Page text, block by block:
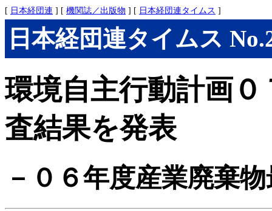
[ 日本経団連 ] [ 機関誌／出版物 ] [ 日本経団連タイムス ]
日本経団連タイムス
環境自主行動計画
査結果を発表
－０６年度産業廃棄